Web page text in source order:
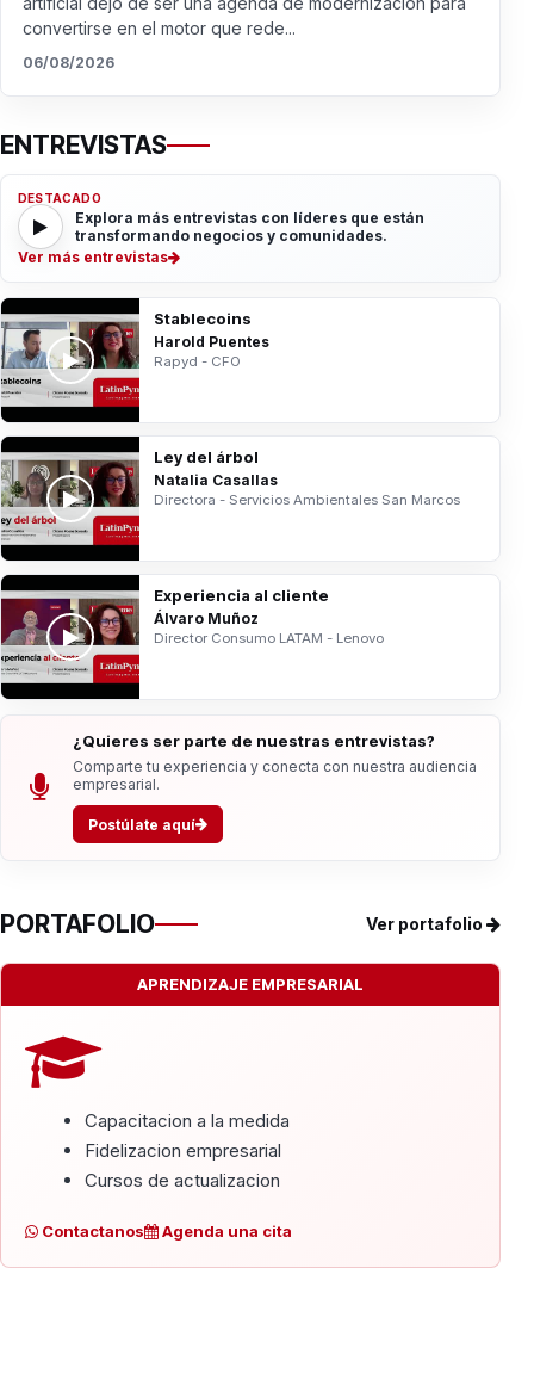
convertirse en el motor que rede...
06/08/2026
ENTREVISTAS
DESTACADO
Explora más entrevistas con líderes que están
transformando negocios y comunidades.
Ver más entrevistas
Stablecoins
Harold Puentes
Rapyd - CFO
Ley del árbol
Natalia Casallas
Directora - Servicios Ambientales San Marcos
Experiencia al cliente
Álvaro Muñoz
Director Consumo LATAM - Lenovo
¿Quieres ser parte de nuestras entrevistas?
Comparte tu experiencia y conecta con nuestra audiencia
empresarial.
Postúlate aquí
PORTAFOLIO Ver portafolio
APRENDIZAJE EMPRESARIAL
Capacitacion a la medida
Fidelizacion empresarial
Cursos de actualizacion
Contactanos Agenda una cita